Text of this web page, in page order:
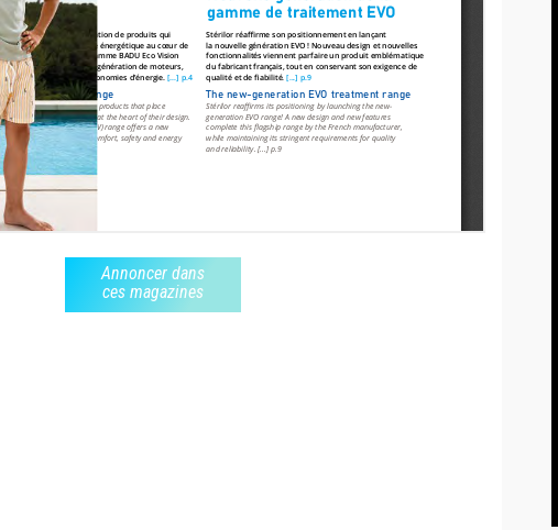
Annoncer dans
ces magazines